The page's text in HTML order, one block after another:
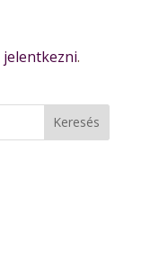
jelentkezni.